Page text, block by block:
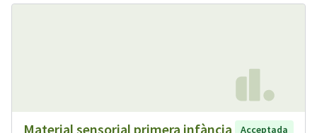
Material sensorial primera infància
Acceptada